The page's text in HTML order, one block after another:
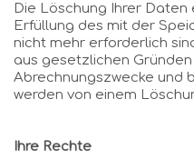
Die Löschung Ihrer
Erfüllung des mit der
nicht mehr erforderlich
aus gesetzlichen
Abrechnungszwecke und
werden von einem
Ihre Rechte